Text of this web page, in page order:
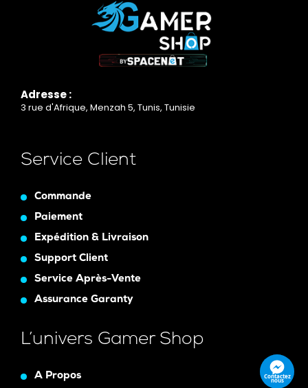
Adresse :
3 rue d'Afrique, Menzah 5, Tunis, Tunisie
Service Client
Commande
Paiement
Expédition & Livraison
Support Client
Service Après-Vente
Assurance Garanty
L’univers Gamer Shop
A Propos Contactez
nous